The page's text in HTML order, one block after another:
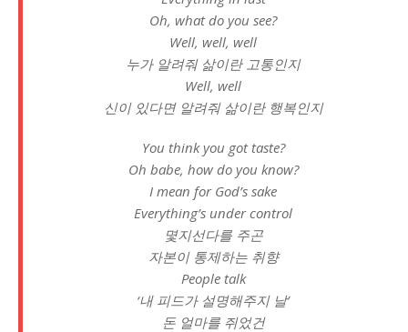
Oh, what do you see?
Well, well, well
누가 알려줘 삶이란 고통인지
Well, well
신이 있다면 알려줘 삶이란 행복인지
You think you got taste?
Oh babe, how do you know?
I mean for God’s sake
Everything’s under control
몇지선다를 주곤
자본이 통제하는 취향
People talk
‘내 피드가 설명해주지 날’
돈 얼마를 쥐었건